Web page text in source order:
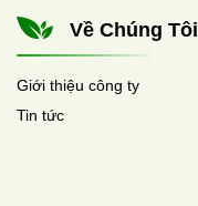
Về Chúng Tôi
Giới thiệu công ty
Tin tức